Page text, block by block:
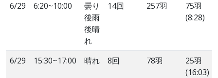
6/29 6:20~10:00
曇り
後雨
後晴
れ
14回 257羽
75羽
(8:28)
6/29 15:30~17:00 晴れ 8回 78羽
25羽
(16:03)